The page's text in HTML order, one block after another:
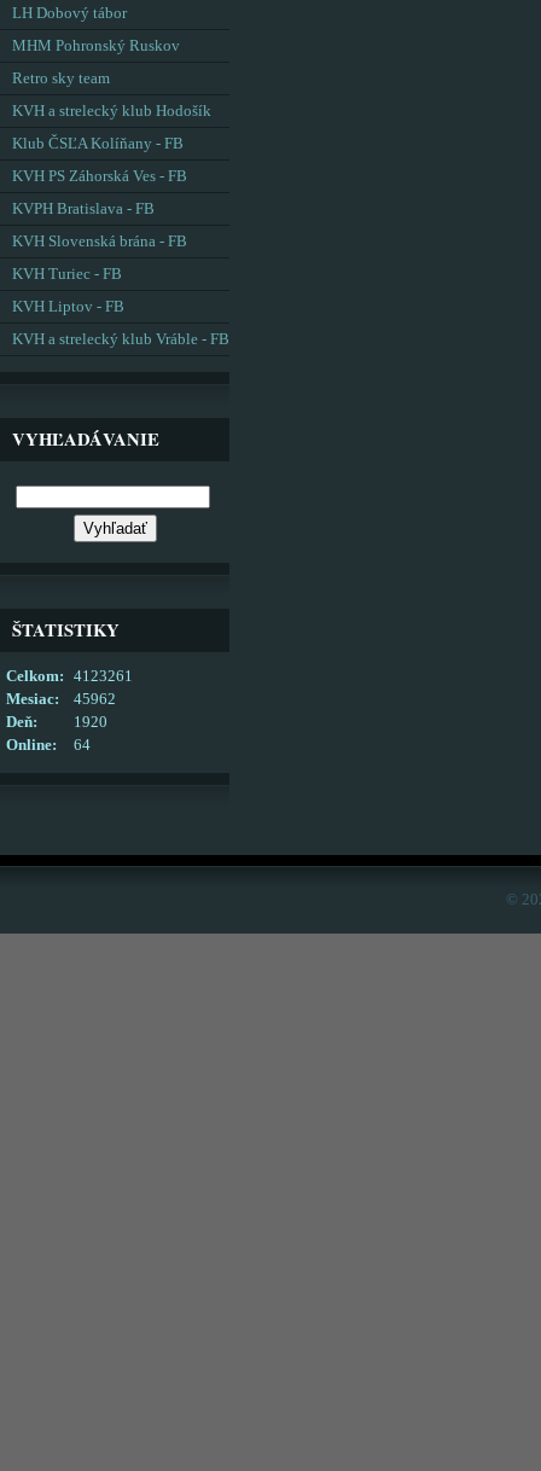
LH Dobový tábor
MHM Pohronský Ruskov
Retro sky team
KVH a strelecký klub Hodošík
Klub ČSĽA Kolíňany - FB
KVH PS Záhorská Ves - FB
KVPH Bratislava - FB
KVH Slovenská brána - FB
KVH Turiec - FB
KVH Liptov - FB
KVH a strelecký klub Vráble - FB
VYHĽADÁVANIE
ŠTATISTIKY
Online: 64
Celkom:
4123261
Mesiac:
45962
Deň:
1920
©